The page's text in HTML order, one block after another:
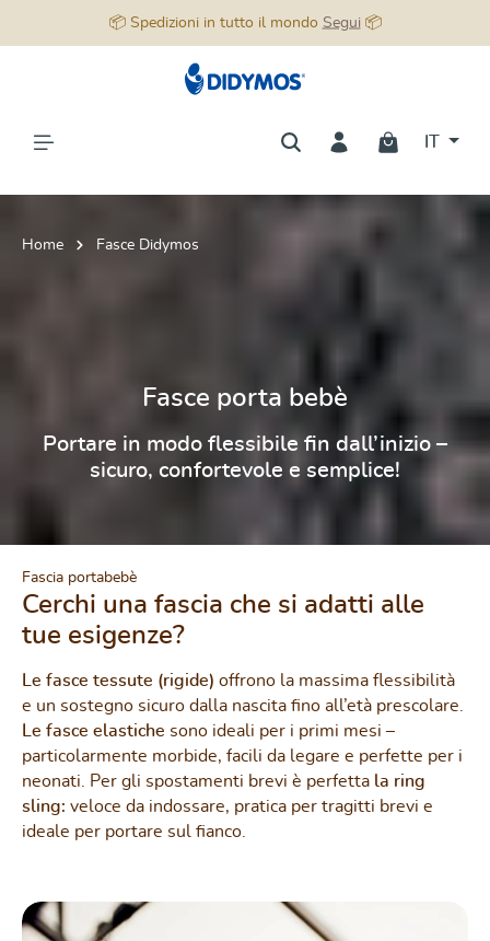
📦 Spedizioni in tutto il mondo
Home Fasce Didymos
Fasce porta bebè
Portare in modo flessibile fin dall’inizio –
sicuro, confortevole e semplice!
Fascia portabebè
Cerchi una fascia che si adatti alle
tue esigenze?
Le fasce tessute (rigide) offrono la massima flessibilità
e un sostegno sicuro dalla nascita fino all’età prescolare.
Le fasce elastiche sono ideali per i primi mesi –
particolarmente morbide, facili da legare e perfette per i
neonati. Per gli spostamenti brevi è perfetta la ring
sling: veloce da indossare, pratica per tragitti brevi e
ideale per portare sul fianco.
Fascia tessuta (rigida) flessibile & sicuro | dalla nascita